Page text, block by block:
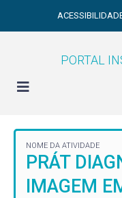
PORTAL
NOME DA ATIVIDADE
PRÁT
IMAGEM